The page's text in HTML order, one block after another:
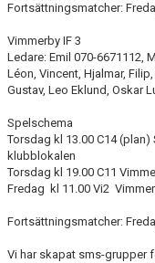
Fortsättningsmatcher:
Vimmerby IF 3
Ledare: Emil 070-6671112,
Léon, Vincent, Hjalmar,
Gustav, Leo Eklund, Oskar
Spelschema
Torsdag kl 13.00 C14
klubblokalen
Torsdag kl 19.00 C11
Fredag kl 11.00 Vi2
Fortsättningsmatcher:
Vi har skapat sms-grupper